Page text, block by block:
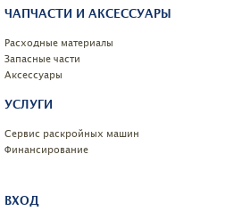
ЧАПЧАСТИ И АКСЕССУАРЫ
Расходные материалы
Запасные части
Аксессуары
УСЛУГИ
Сервис раскройных машин
Финансирование
ВХОД